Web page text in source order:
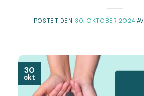
POSTET DEN 30. OKTOBER 2024AV
30
okt